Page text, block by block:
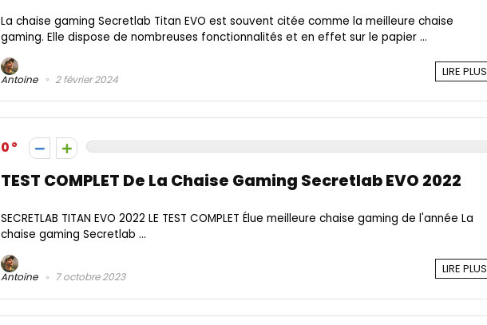
La chaise gaming Secretlab Titan EVO est souvent citée comme la meilleure chaise
gaming. Elle dispose de nombreuses fonctionnalités et en effet sur le papier ...
Antoine 2 février 2024
LIRE PLUS
0
TEST COMPLET De La Chaise Gaming Secretlab EVO 2022
SECRETLAB TITAN EVO 2022 LE TEST COMPLET Élue meilleure chaise gaming de l'année La
chaise gaming Secretlab ...
Antoine 7 octobre 2023
LIRE PLUS